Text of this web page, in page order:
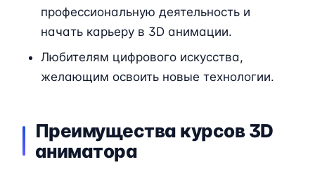
профессиональную деятельность и
начать карьеру в 3D анимации.
Любителям цифрового искусства,
желающим освоить новые технологии.
Преимущества курсов 3D
аниматора